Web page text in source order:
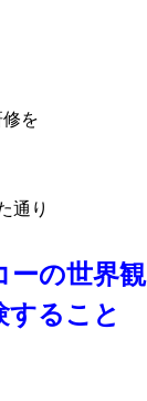
を
通り
ーの世界観
ること